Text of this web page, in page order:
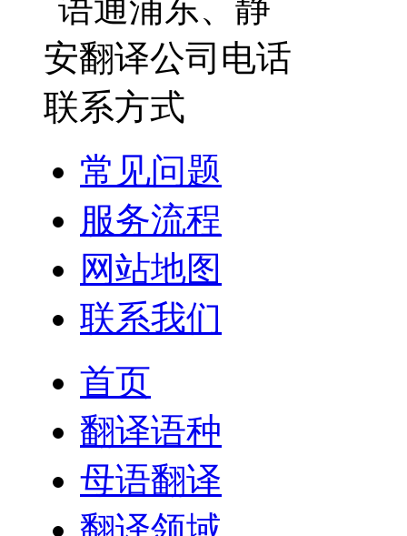
常见问题
服务流程
网站地图
联系我们
首页
翻译语种
母语翻译